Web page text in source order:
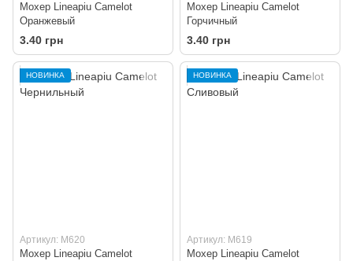
Мохер Lineapiu Camelot
Оранжевый
3.40 грн
Мохер Lineapiu Camelot
Горчичный
3.40 грн
НОВИНКА
Артикул: M620
Мохер Lineapiu Camelot
НОВИНКА
Артикул: M619
Мохер Lineapiu Camelot